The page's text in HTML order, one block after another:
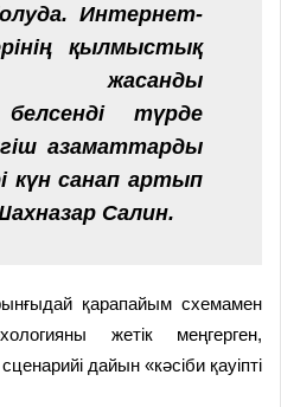
Интернет-
қылмыстық
жасанды
белсенді түрде
азаматтарды
күн санап артып
Салин.
қарапайым схемамен
жетік меңгерген,
дайын «кәсіби қауіпті